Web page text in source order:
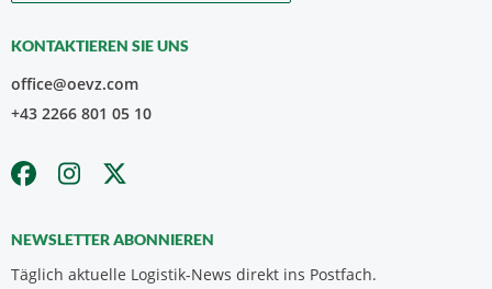
KONTAKTIEREN SIE UNS
office@oevz.com
+43 2266 801 05 10
NEWSLETTER ABONNIEREN
Täglich aktuelle Logistik-News direkt ins Postfach.